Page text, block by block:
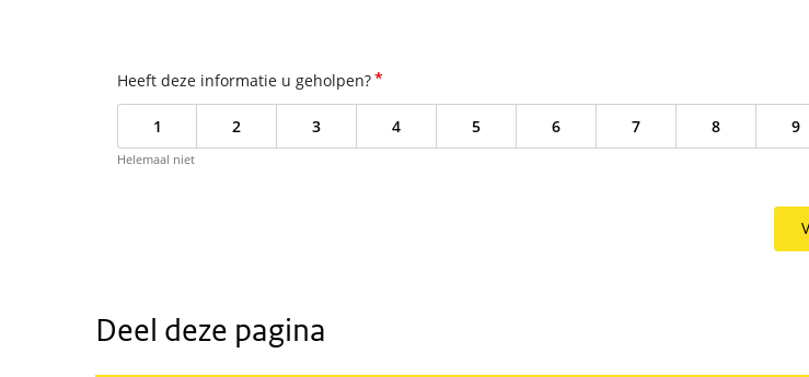
Heeft deze informatie u geholpen?*
1 2 3 4 5 6 7 8 9
Helemaal niet
Deel deze pagina